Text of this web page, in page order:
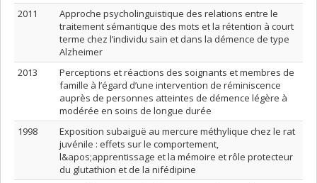
2011
Approche psycholinguistique des relations entre le
traitement sémantique des mots et la rétention à court
terme chez l’individu sain et dans la démence de type
Alzheimer
2013
Perceptions et réactions des soignants et membres de
famille à l’égard d’une intervention de réminiscence
auprès de personnes atteintes de démence légère à
modérée en soins de longue durée
1998
Exposition subaiguë au mercure méthylique chez le rat
juvénile : effets sur le comportement,
l&apos;apprentissage et la mémoire et rôle protecteur
du glutathion et de la nifédipine